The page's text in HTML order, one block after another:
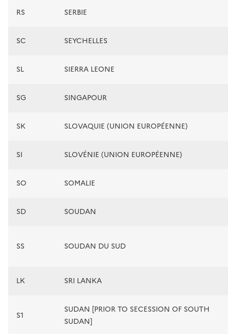
RS SERBIE
SC SEYCHELLES
SL SIERRA LEONE
SG SINGAPOUR
SK SLOVAQUIE (UNION EUROPÉENNE)
SI SLOVÉNIE (UNION EUROPÉENNE)
SO SOMALIE
SD SOUDAN
SS SOUDAN DU SUD
LK SRI LANKA
S1
SUDAN [PRIOR TO SECESSION OF SOUTH
SUDAN]